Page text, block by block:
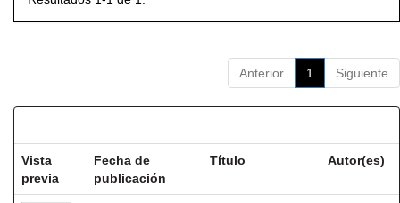
Anterior 1 Siguiente
Vista
previa
Fecha de
publicación
Título Autor(es)